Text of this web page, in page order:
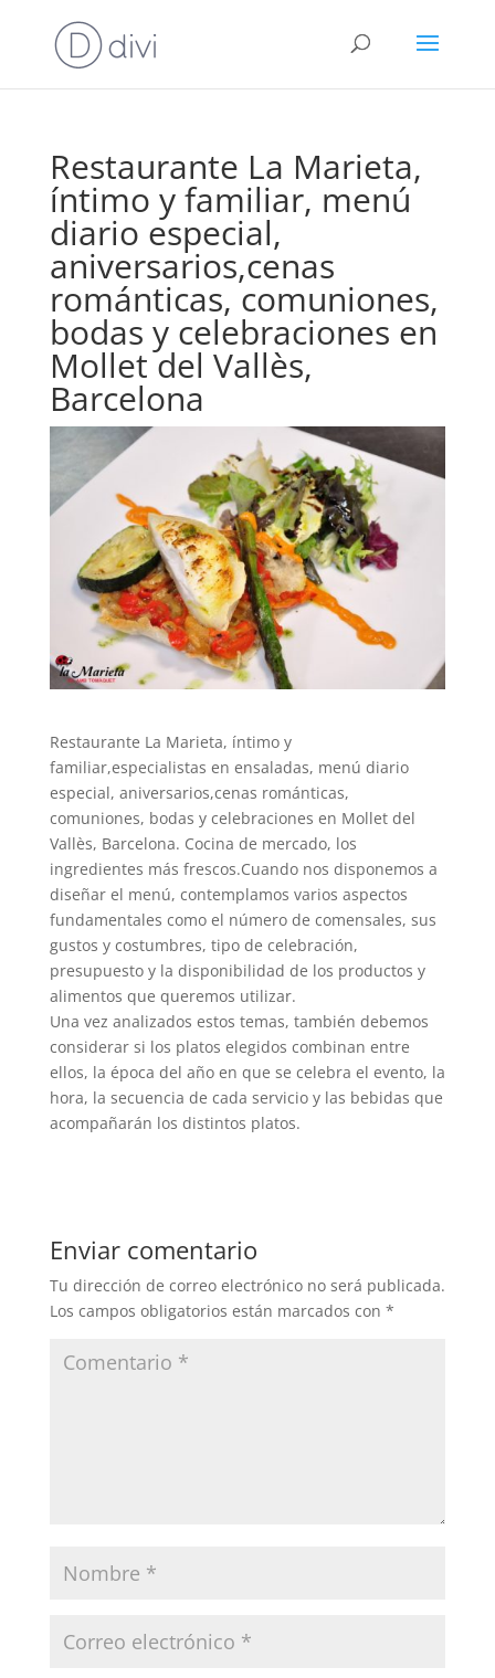
Restaurante La Marieta,
íntimo y familiar, menú
diario especial,
aniversarios,cenas
románticas, comuniones,
bodas y celebraciones en
Mollet del Vallès,
Barcelona
Restaurante La Marieta, íntimo y
familiar,especialistas en ensaladas, menú diario
especial, aniversarios,cenas románticas,
comuniones, bodas y celebraciones en Mollet del
Vallès, Barcelona. Cocina de mercado, los
ingredientes más frescos.Cuando nos disponemos a
diseñar el menú, contemplamos varios aspectos
fundamentales como el número de comensales, sus
gustos y costumbres, tipo de celebración,
presupuesto y la disponibilidad de los productos y
alimentos que queremos utilizar.
Una vez analizados estos temas, también debemos
considerar si los platos elegidos combinan entre
ellos, la época del año en que se celebra el evento, la
hora, la secuencia de cada servicio y las bebidas que
acompañarán los distintos platos.
Enviar comentario
Tu dirección de correo electrónico no será publicada.
Los campos obligatorios están marcados con *